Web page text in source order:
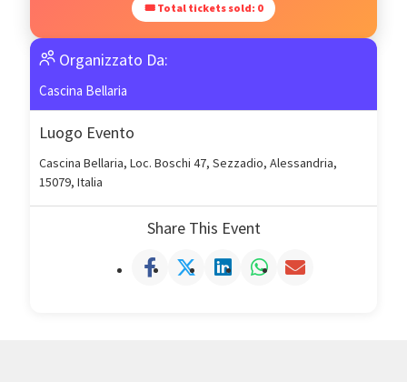
🎟 Total tickets sold: 0
Organizzato Da:
Cascina Bellaria
Luogo Evento
Cascina Bellaria, Loc. Boschi 47, Sezzadio, Alessandria,
15079, Italia
Share This Event